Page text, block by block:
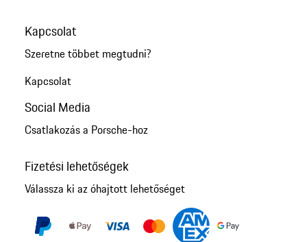
Kapcsolat
Szeretne többet megtudni?
Kapcsolat
Social Media
Csatlakozás a Porsche-hoz
Fizetési lehetőségek
Válassza ki az óhajtott lehetőséget